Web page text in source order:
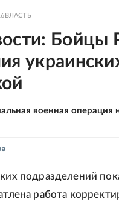
ВЛАСТЬ
Бойцы
военная операция
подразделений
работа